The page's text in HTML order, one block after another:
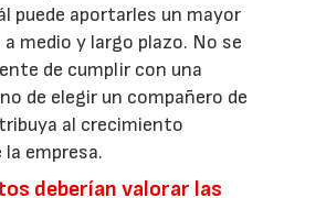
puede aportarles un mayor
medio y largo plazo. No se
de cumplir con una
de elegir un compañero de
al crecimiento
empresa.
deberían valorar las